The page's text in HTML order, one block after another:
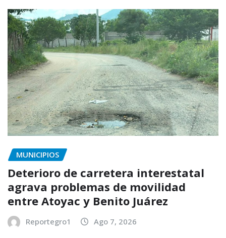
MUNICIPIOS
Deterioro de carretera interestatal
agrava problemas de movilidad
entre Atoyac y Benito Juárez
Reportegro1 Ago 7, 2026